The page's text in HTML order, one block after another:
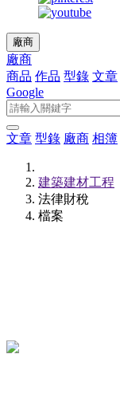
廠商
廠商
商品 作品 型錄 文章
Google
文章 型錄 廠商 相簿
建築建材工程
法律財稅
檔案